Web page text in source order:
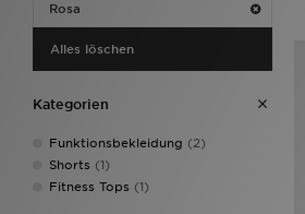
Rosa
Alles löschen
Kategorien
Funktionsbekleidung (2)
Shorts (1)
Fitness Tops (1)